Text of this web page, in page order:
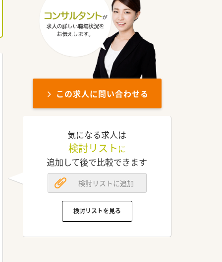
この求人に問い合わせる
気になる求人は
検討リスト に
追加して後で比較できます
検討リストに追加
検討リストを見る